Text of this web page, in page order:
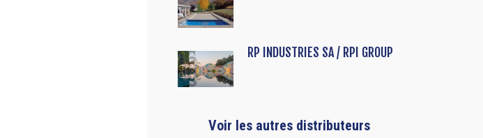
RP INDUSTRIES SA / RPI GROUP
Voir les autres distributeurs